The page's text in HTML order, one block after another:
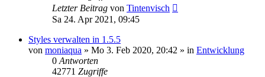
Letzter Beitrag von Tintenvisch
Sa 24. Apr 2021, 09:45
Styles verwalten in 1.5.5
von moniaqua » Mo 3. Feb 2020, 20:42 » in Entwicklung
0 Antworten
42771 Zugriffe